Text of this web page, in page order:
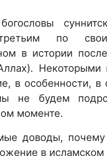
по
в истории
Некоторыми
в особенности,
не будем
моменте.
доводы,
в